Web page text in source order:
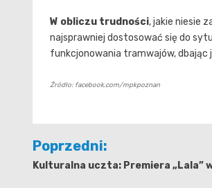
W obliczu trudności, jakie niesie
najsprawniej dostosować się do
funkcjonowania tramwajów,
Źródło: facebook.com/mpkpoznan
Nawigacja
wpisu
Poprzedni:
Kulturalna uczta: Premiera „Lala”